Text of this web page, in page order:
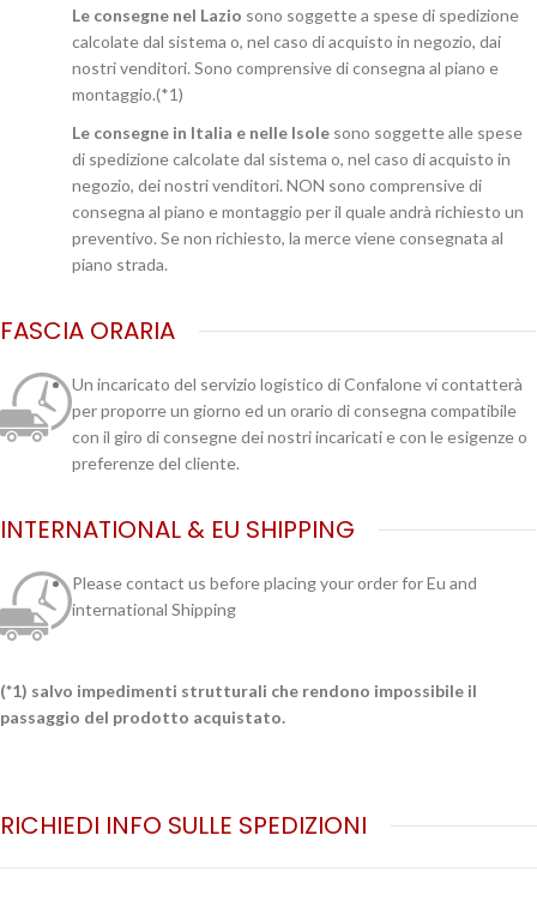
Le consegne nel Lazio sono soggette a spese di spedizione
calcolate dal sistema o, nel caso di acquisto in negozio, dai
nostri venditori. Sono comprensive di consegna al piano e
montaggio.(*1)
Le consegne in Italia e nelle Isole sono soggette alle spese
di spedizione calcolate dal sistema o, nel caso di acquisto in
negozio, dei nostri venditori. NON sono comprensive di
consegna al piano e montaggio per il quale andrà richiesto un
preventivo. Se non richiesto, la merce viene consegnata al
piano strada.
FASCIA ORARIA
Un incaricato del servizio logistico di Confalone vi contatterà
per proporre un giorno ed un orario di consegna compatibile
con il giro di consegne dei nostri incaricati e con le esigenze o
preferenze del cliente.
INTERNATIONAL & EU SHIPPING
Please contact us before placing your order for Eu and
international Shipping
(*1) salvo impedimenti strutturali che rendono impossibile il
passaggio del prodotto acquistato.
RICHIEDI INFO SULLE SPEDIZIONI